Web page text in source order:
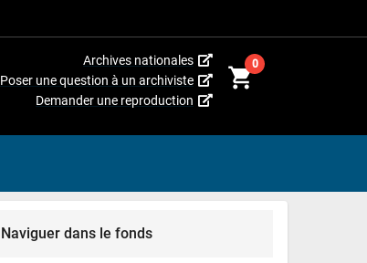
Archives nationales
(Cet
hyperlien
s’ouvrira
nouvelle
Poser une question à un archiviste
(Cet
hyperlien
Demander une reproduction
(Cet
fenêtre.)
shopping_cart0
Naviguer dans le fonds